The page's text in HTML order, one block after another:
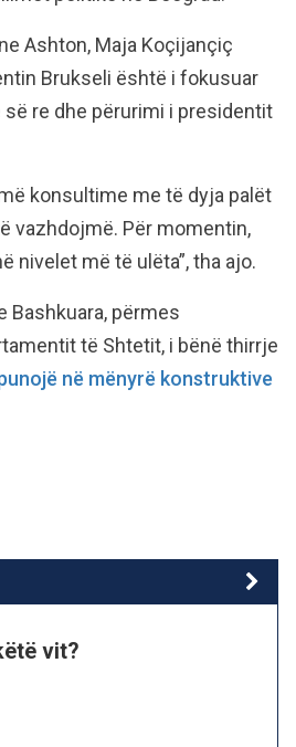
Ashton, Maja Koçijançiç
Brukseli është i fokusuar
re dhe përurimi i presidentit
konsultime me të dyja palët
vazhdojmë. Për momentin,
nivelet më të ulëta”, tha ajo.
Bashkuara, përmes
të Shtetit, i bënë thirrje
në mënyrë konstruktive
vit?